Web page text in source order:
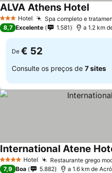
3 EstrelasHotel Spa completo e
ALVA Athens Hotel
8,7 Excelente 1.581 a 1.2 km
De € 52
Consulte os preços de 7 sites
4 EstrelasHotel Restaurante grego
International Atene
7,9 Boa 5.882 a 1.6 km de